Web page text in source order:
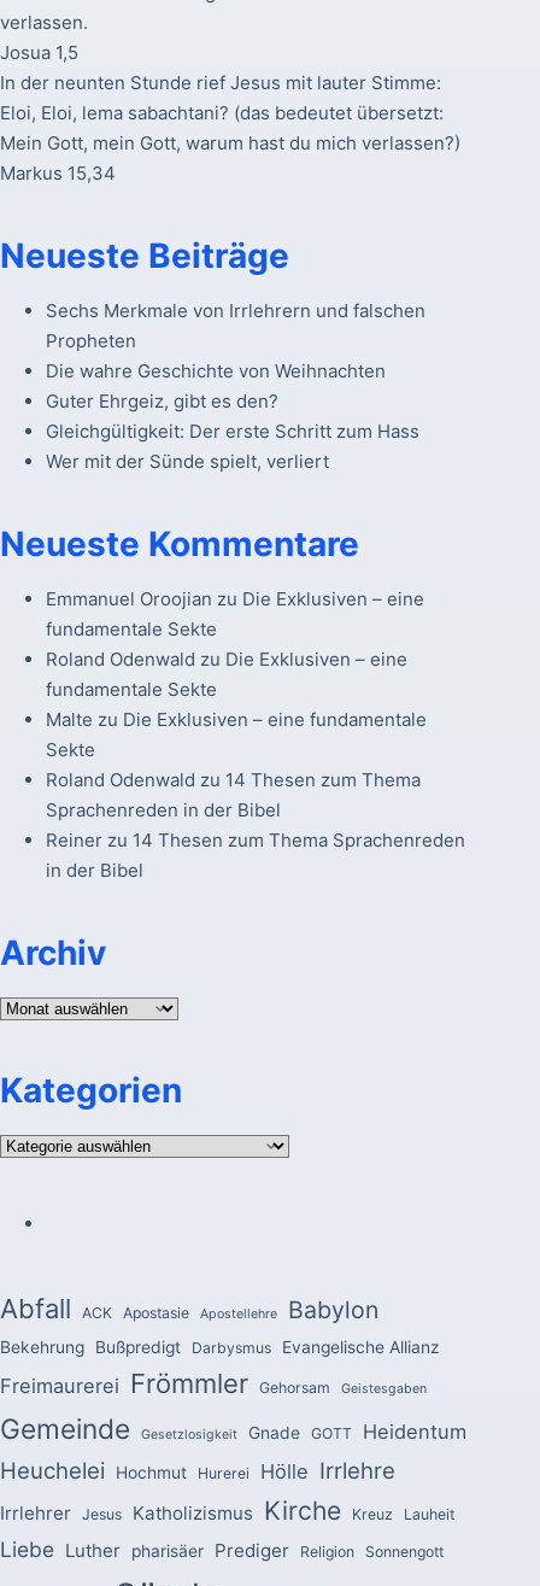
verlassen.
Josua 1,5
In der neunten Stunde rief Jesus mit lauter Stimme:
Eloi, Eloi, lema sabachtani? (das bedeutet übersetzt:
Mein Gott, mein Gott, warum hast du mich verlassen?)
Markus 15,34
Neueste Beiträge
Sechs Merkmale von Irrlehrern und falschen
Propheten
Die wahre Geschichte von Weihnachten
Guter Ehrgeiz, gibt es den?
Gleichgültigkeit: Der erste Schritt zum Hass
Wer mit der Sünde spielt, verliert
Neueste Kommentare
Emmanuel Oroojian zu Die Exklusiven – eine
fundamentale Sekte
Roland Odenwald zu Die Exklusiven – eine
fundamentale Sekte
Malte zu Die Exklusiven – eine fundamentale
Sekte
Roland Odenwald zu 14 Thesen zum Thema
Sprachenreden in der Bibel
Reinerzu 14 Thesen zum Thema Sprachenreden
in der Bibel
Archiv
Archiv
Kategorien
Kategorien
Abfall ACK Apostasie Apostellehre Babylon
Bekehrung Bußpredigt Darbysmus Evangelische Allianz
Freimaurerei Frömmler Gehorsam Geistesgaben
Gemeinde Gesetzlosigkeit Gnade GOTT Heidentum
Heuchelei Hochmut Hurerei Hölle Irrlehre
Irrlehrer Jesus Katholizismus Kirche Kreuz Lauheit
Liebe Luther pharisäer Prediger Religion Sonnengott